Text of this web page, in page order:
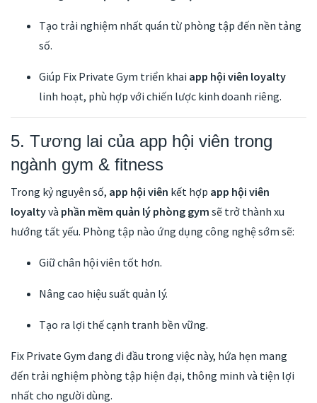
Tạo trải nghiệm nhất quán từ phòng tập đến nền tảng
số.
Giúp Fix Private Gym triển khai app hội viên loyalty
linh hoạt, phù hợp với chiến lược kinh doanh riêng.
5. Tương lai của app hội viên trong
ngành gym & fitness
Trong kỷ nguyên số, app hội viên kết hợp app hội viên
loyaltyvà phần mềm quản lý phòng gym sẽ trở thành xu
hướng tất yếu. Phòng tập nào ứng dụng công nghệ sớm sẽ:
Giữ chân hội viên tốt hơn.
Nâng cao hiệu suất quản lý.
Tạo ra lợi thế cạnh tranh bền vững.
Fix Private Gym đang đi đầu trong việc này, hứa hẹn mang
đến trải nghiệm phòng tập hiện đại, thông minh và tiện lợi
nhất cho người dùng.